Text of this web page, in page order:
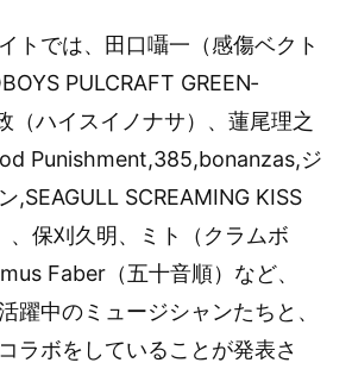
トでは、田口囁一（感傷ベクト
PULCRAFT GREEN‐
（ハイスイノナサ）、蓮尾理之
Punishment,385,bonanzas,ジ
,SEAGULL SCREAMING KISS
、保刈久明、ミト（クラムボ
Faber（五十音順）など、
躍中のミュージシャンたちと、
ラボをしていることが発表さ